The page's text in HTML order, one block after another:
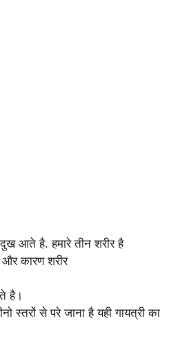
आते है. हमारे तीन शरीर है
और कारण शरीर
है।
स्तरों से परे जाना है यही गायत्री का